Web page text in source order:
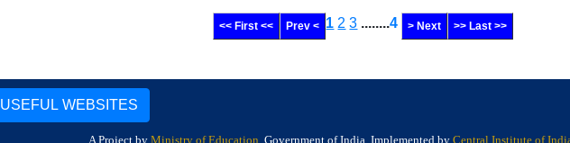
<< First << Prev < 1 2 3 ........4 > Next >> Last >>
USEFUL WEBSITES
A Project by Ministry of Education , Government of India, Implemented by Central Institute of